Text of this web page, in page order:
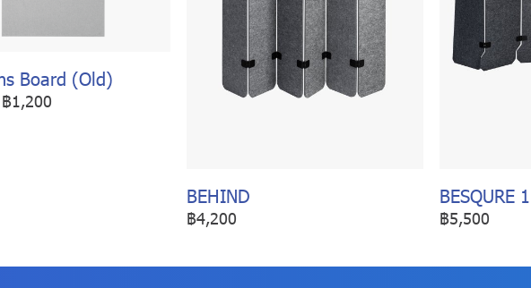
Board (Old)
฿1,200
BEHIND
฿4,200
BESQURE 1
฿5,500